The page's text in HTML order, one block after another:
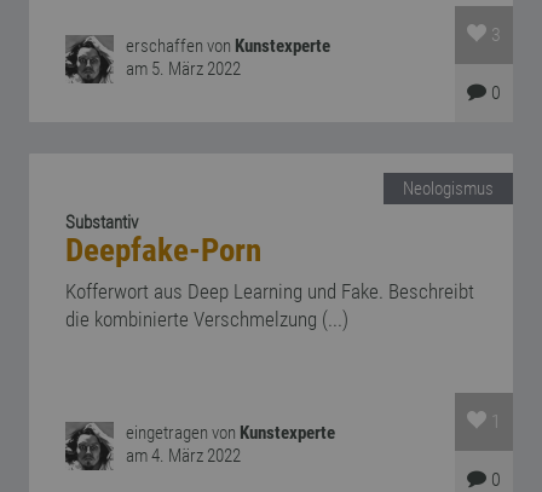
erschaffen von Kunstexperte
am 5. März 2022
3
0
Neologismus
Substantiv
Deepfake-Porn
Kofferwort aus Deep Learning und Fake. Beschreibt
die kombinierte Verschmelzung (...)
eingetragen von Kunstexperte
am 4. März 2022
1
0